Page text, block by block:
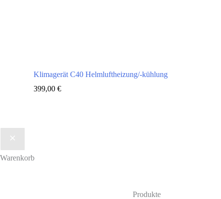
Klimagerät C40 Helmluftheizung/-kühlung
399,00 €
Warenkorb
Produkte